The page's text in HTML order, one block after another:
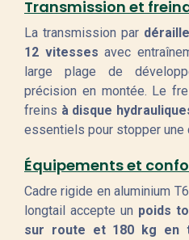
Transmission et
La transmission par
12 vitesses avec
large plage de
précision en montée. Le
freins à disque
essentiels pour stopper une
Équipements et
Cadre rigide en aluminium
longtail accepte un poids
sur route et 180 kg en